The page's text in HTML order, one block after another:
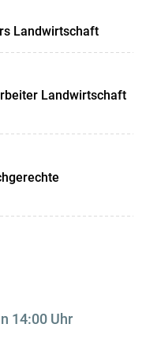
Landwirtschaft
Landwirtschaft
14:00 Uhr